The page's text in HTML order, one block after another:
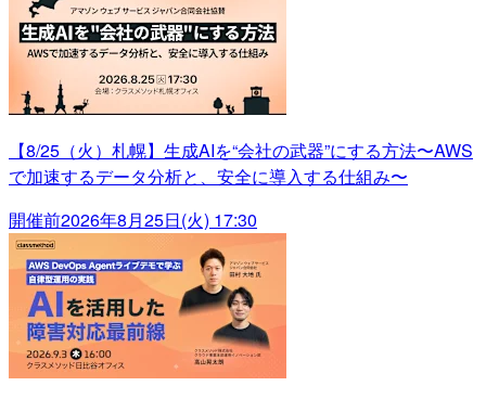
【8/25（火）札幌】生成AIを“会社の武器”にする方法〜AWS
で加速するデータ分析と、安全に導入する仕組み〜
開催前2026年8月25日(火) 17:30